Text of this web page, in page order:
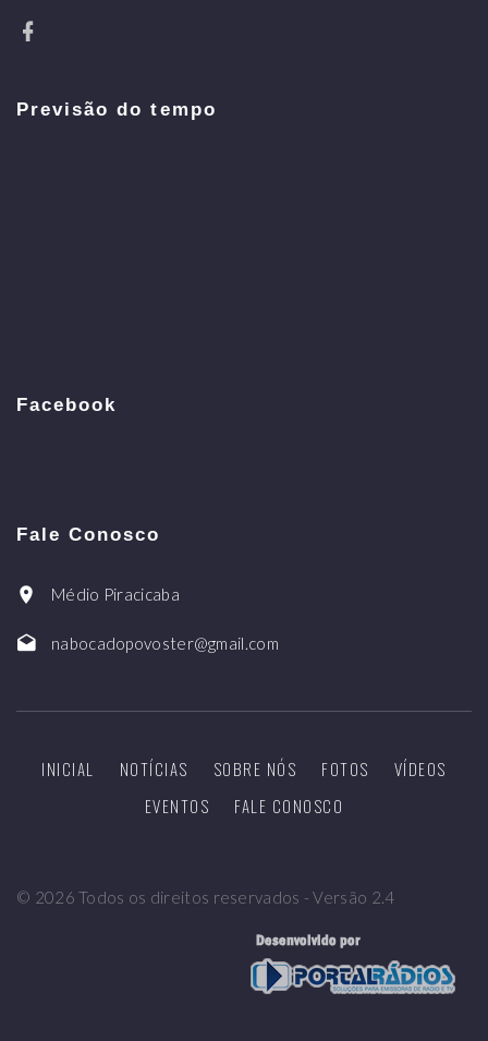
Previsão do tempo
Facebook
Fale Conosco
Médio Piracicaba
nabocadopovoster@gmail.com
INICIAL NOTÍCIAS SOBRE NÓS FOTOS
VÍDEOS
EVENTOS
FALE CONOSCO
© 2026 Todos os direitos reservados - Versão 2.4